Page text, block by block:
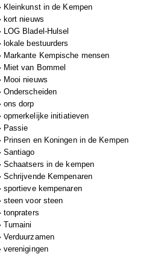
Kleinkunst in de Kempen
kort nieuws
LOG Bladel-Hulsel
lokale bestuurders
Markante Kempische mensen
Miet van Bommel
Mooi nieuws
Onderscheiden
ons dorp
opmerkelijke initiatieven
Passie
Prinsen en Koningen in de Kempen
Santiago
Schaatsers in de kempen
Schrijvende Kempenaren
sportieve kempenaren
steen voor steen
tonpraters
Tumaini
Verduurzamen
verenigingen